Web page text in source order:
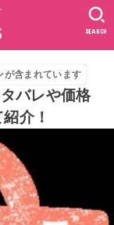
SEARCH
が含まれています
バレや価格
介！